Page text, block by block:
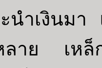
ะนำเงินม
ลาย เหล็